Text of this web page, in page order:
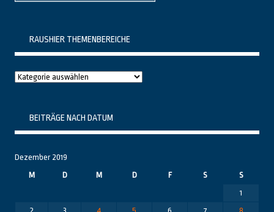
RAUSHIER THEMENBEREICHE
Raushier
BEITRÄGE NACH DATUM
Dezember 2019
M
D M D F S
S
1